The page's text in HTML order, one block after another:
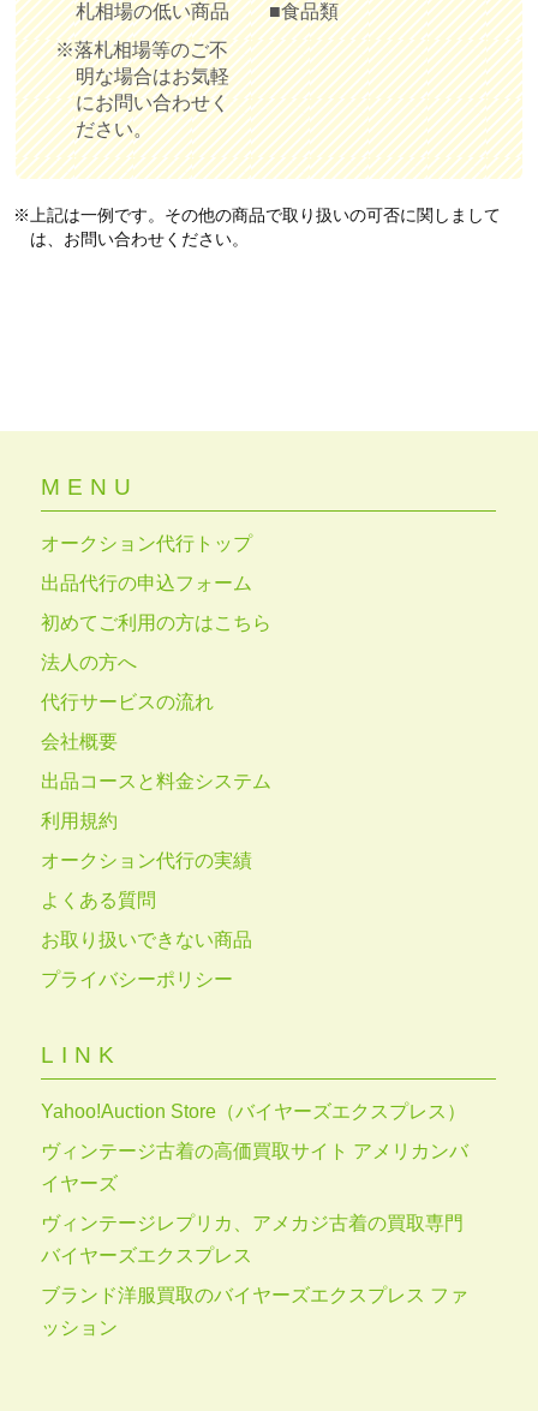
札相場の低い商品
■食品類
※落札相場等のご不
明な場合はお気軽
にお問い合わせく
ださい。
※上記は一例です。その他の商品で取り扱いの可否に関しまして
は、お問い合わせください。
MENU
オークション代行トップ
出品代行の申込フォーム
初めてご利用の方はこちら
法人の方へ
代行サービスの流れ
会社概要
出品コースと料金システム
利用規約
オークション代行の実績
よくある質問
お取り扱いできない商品
プライバシーポリシー
LINK
Yahoo!Auction Store（バイヤーズエクスプレス）
ヴィンテージ古着の高価買取サイト アメリカンバ
イヤーズ
ヴィンテージレプリカ、アメカジ古着の買取専門
バイヤーズエクスプレス
ブランド洋服買取のバイヤーズエクスプレス ファ
ッション